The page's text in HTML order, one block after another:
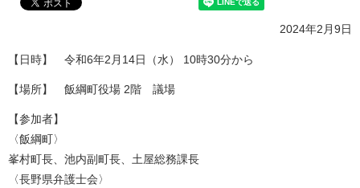
2024年2月9日
【日時】 令和6年2月14日（水） 10時30分から
【場所】 飯綱町役場 2階 議場
【参加者】
〈飯綱町〉
峯村町長、池内副町長、土屋総務課長
〈長野県弁護士会〉